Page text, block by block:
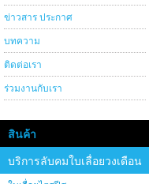
ข่าวสาร ประกาศ
บทความ
ติดต่อเรา
ร่วมงานกับเรา
สินค้า
บริการลับคมใบเลื่อยวงเดือน